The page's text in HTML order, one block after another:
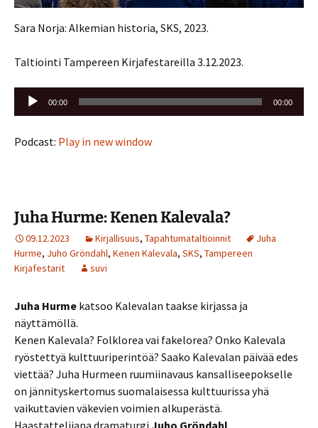
Sara Norja: Alkemian historia, SKS, 2023.
Taltiointi Tampereen Kirjafestareilla 3.12.2023.
Äänitoistin
00:00 00:00
Podcast: Play in new window
Juha Hurme: Kenen Kalevala?
09.12.2023 Kirjallisuus, Tapahtumataltioinnit
Juha
Hurme, Juho Gröndahl, Kenen Kalevala, SKS, Tampereen
Kirjafestarit
suvi
Juha Hurme katsoo Kalevalan taakse kirjassa ja
näyttämöllä.
Kenen Kalevala? Folklorea vai fakelorea? Onko Kalevala
ryöstettyä kulttuuriperintöä? Saako Kalevalan päivää edes
viettää? Juha Hurmeen ruumiinavaus kansalliseepokselle
on jännityskertomus suomalaisessa kulttuurissa yhä
vaikuttavien väkevien voimien alkuperästä.
Haastattelijana dramaturgi Juho Gröndahl.